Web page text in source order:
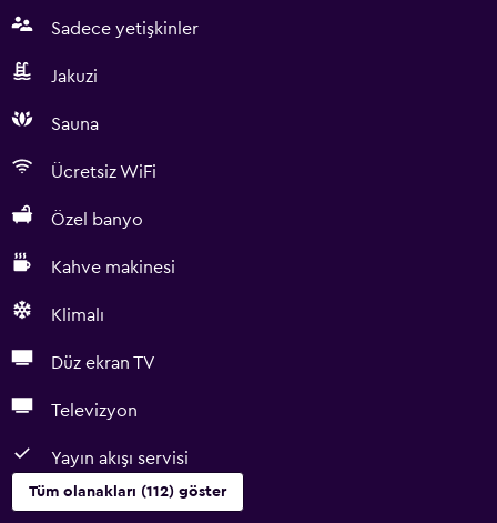
Sadece yetişkinler
Jakuzi
Sauna
Ücretsiz WiFi
Özel banyo
Kahve makinesi
Klimalı
Düz ekran TV
Televizyon
Yayın akışı servisi
Tüm olanakları (112) göster